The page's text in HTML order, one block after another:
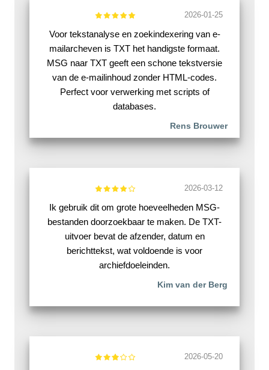
2026-01-25
Voor tekstanalyse en zoekindexering van e-
mailarcheven is TXT het handigste formaat.
MSG naar TXT geeft een schone tekstversie
van de e-mailinhoud zonder HTML-codes.
Perfect voor verwerking met scripts of
databases.
Rens Brouwer
2026-03-12
Ik gebruik dit om grote hoeveelheden MSG-
bestanden doorzoekbaar te maken. De TXT-
uitvoer bevat de afzender, datum en
berichttekst, wat voldoende is voor
archiefdoeleinden.
Kim van der Berg
2026-05-20